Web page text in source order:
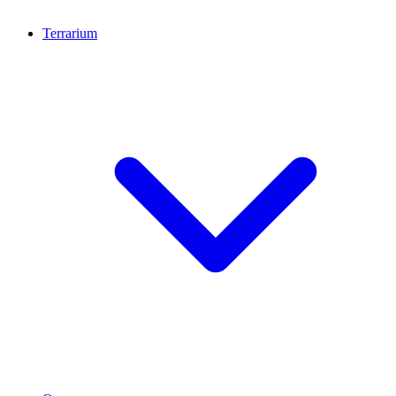
Terrarium